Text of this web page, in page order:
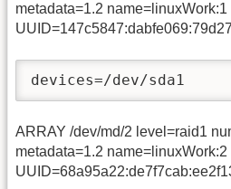
metadata=1.2 name=linuxWork:1
devices=/dev/sda1
ARRAY /dev/md/2 level=raid1
metadata=1.2 name=linuxWork:2